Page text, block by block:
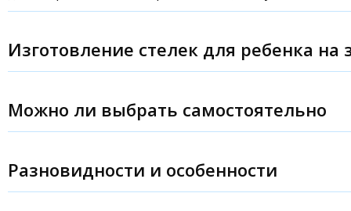
Изготовление стелек для ребенка на
гипсового слепка и даже компьютерное
Все это нужно для того, чтобы составить
Это лучше делать после консультацииподиатра
важно, так как стельки — это фактически
Можно ли выбрать самостоятельно
Вкладка должна очень точно совпадать с формой
Разновидности и особенности